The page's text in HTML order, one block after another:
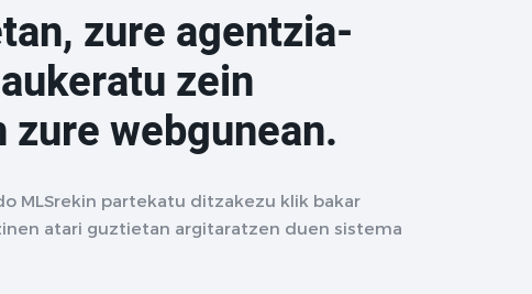
zure agentzia-
zein
webgunean.
MLSrekin partekatu ditzakezu klik bakar
atari guztietan argitaratzen duen sistema